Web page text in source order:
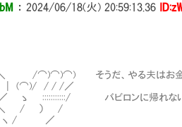
： 2024/06/18(火) 20:59:13.36
＼ /⌒)⌒)⌒) そうだ、やる夫はお金
/ / /／
:::::::::::/ バビロンに帰れないん
/ ） /
/ ／